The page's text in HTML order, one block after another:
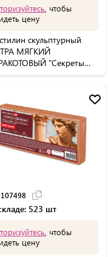
, чтобы
цену
скульптурный
МЯГКИЙ
"Секреты
складе: 523 шт
, чтобы
цену